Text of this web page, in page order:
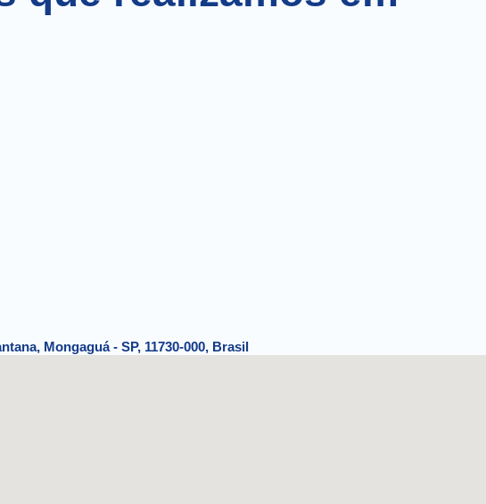
Mongaguá - SP, 11730-000, Brasil